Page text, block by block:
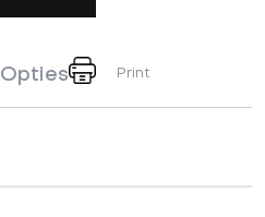
Opties Print